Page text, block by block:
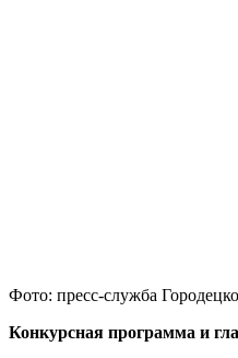
Фото: пресс-служба
Конкурсная программа и